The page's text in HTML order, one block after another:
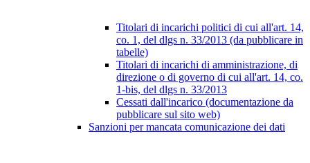
Titolari di incarichi politici di cui all'art. 14,
co. 1, del dlgs n. 33/2013 (da pubblicare in
tabelle)
Titolari di incarichi di amministrazione, di
direzione o di governo di cui all'art. 14, co.
1-bis, del dlgs n. 33/2013
Cessati dall'incarico (documentazione da
pubblicare sul sito web)
Sanzioni per mancata comunicazione dei dati